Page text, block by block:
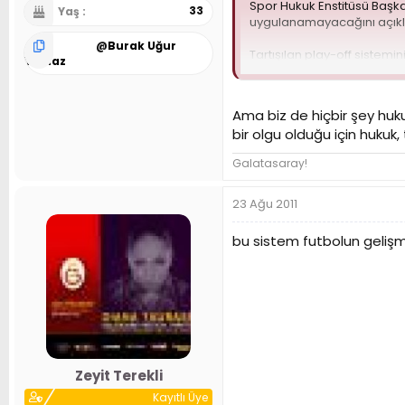
Yaş 33
@Burak Uğur
Yılmaz
Spor Hukuk Enstitüsü
uygulanamayacağını
Tartışılan play-off
açıklamalarını daha
statüde oynanabileceğini
Bu bağlantı
Ama biz de hiçbir şey
bir olgu olduğu için
Galatasaray!
Zeyit Terekli
Kayıtlı Üye
23 Ağu 2011
bu sistem futbolun